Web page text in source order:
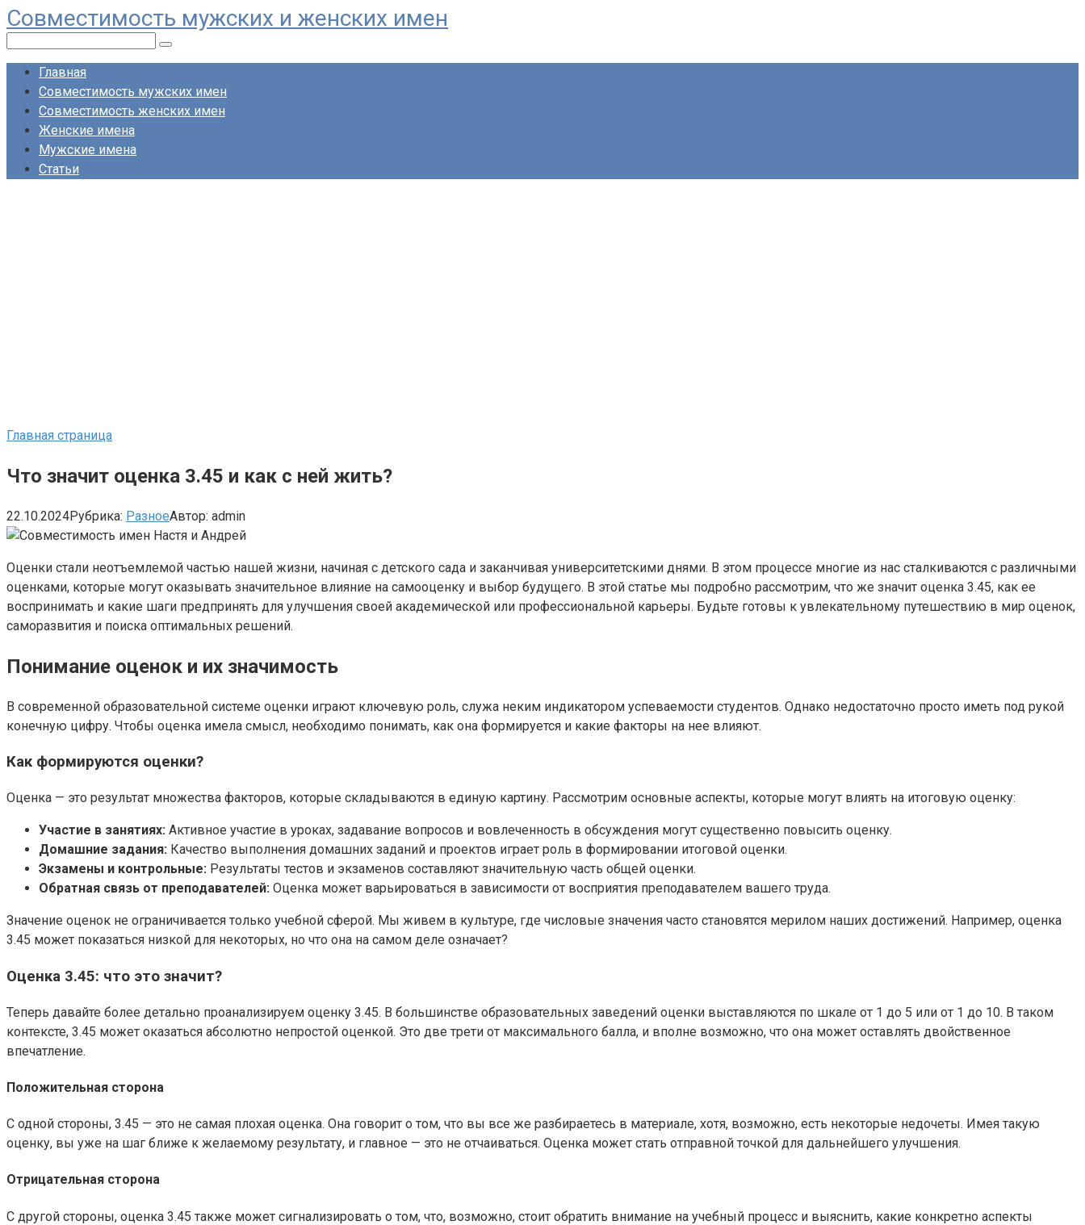
Перейти
к
контенту
Совместимость мужских и женских имен
Главная
Совместимость мужских имен
Совместимость женских имен
Женские имена
Мужские имена
Статьи
Главная страница
Что значит оценка 3.45 и как с ней жить?
22.10.2024Рубрика: РазноеАвтор: admin
Оценки стали неотъемлемой частью нашей жизни, начиная с детского сада и заканчивая университетскими днями. В этом процессе многие из нас сталкиваются с различными
оценками, которые могут оказывать значительное влияние на самооценку и выбор будущего. В этой статье мы подробно рассмотрим, что же значит оценка 3.45, как ее
воспринимать и какие шаги предпринять для улучшения своей академической или профессиональной карьеры. Будьте готовы к увлекательному путешествию в мир оценок,
саморазвития и поиска оптимальных решений.
Понимание оценок и их значимость
В современной образовательной системе оценки играют ключевую роль, служа неким индикатором успеваемости студентов. Однако недостаточно просто иметь под рукой
конечную цифру. Чтобы оценка имела смысл, необходимо понимать, как она формируется и какие факторы на нее влияют.
Как формируются оценки?
Оценка — это результат множества факторов, которые складываются в единую картину. Рассмотрим основные аспекты, которые могут влиять на итоговую оценку:
Участие в занятиях: Активное участие в уроках, задавание вопросов и вовлеченность в обсуждения могут существенно повысить оценку.
Домашние задания: Качество выполнения домашних заданий и проектов играет роль в формировании итоговой оценки.
Экзамены и контрольные: Результаты тестов и экзаменов составляют значительную часть общей оценки.
Обратная связь от преподавателей: Оценка может варьироваться в зависимости от восприятия преподавателем вашего труда.
Значение оценок не ограничивается только учебной сферой. Мы живем в культуре, где числовые значения часто становятся мерилом наших достижений. Например, оценка
3.45 может показаться низкой для некоторых, но что она на самом деле означает?
Оценка 3.45: что это значит?
Теперь давайте более детально проанализируем оценку 3.45. В большинстве образовательных заведений оценки выставляются по шкале от 1 до 5 или от 1 до 10. В таком
контексте, 3.45 может оказаться абсолютно непростой оценкой. Это две трети от максимального балла, и вполне возможно, что она может оставлять двойственное
впечатление.
Положительная сторона
С одной стороны, 3.45 — это не самая плохая оценка. Она говорит о том, что вы все же разбираетесь в материале, хотя, возможно, есть некоторые недочеты. Имея такую
оценку, вы уже на шаг ближе к желаемому результату, и главное — это не отчаиваться. Оценка может стать отправной точкой для дальнейшего улучшения.
Отрицательная сторона
С другой стороны, оценка 3.45 также может сигнализировать о том, что, возможно, стоит обратить внимание на учебный процесс и выяснить, какие конкретно аспекты